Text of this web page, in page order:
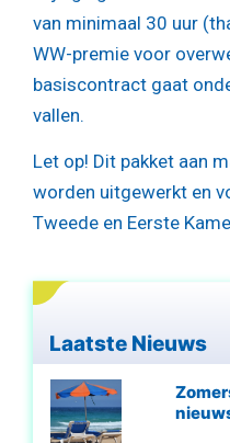
van minimaal 30 uur
WW-premie voor
basiscontract gaat
vallen.
Let op! Dit pakket aan
worden uitgewerkt en
Tweede en Eerste
Laatste Nieuws